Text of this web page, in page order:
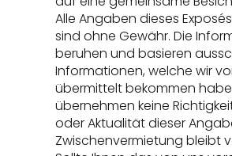
Alle Angaben dieses
sind ohne Gewähr. Die
beruhen und basieren
Informationen, welche wir
übermittelt bekommen
übernehmen keine
oder Aktualität dieser
Zwischenvermietung bleibt